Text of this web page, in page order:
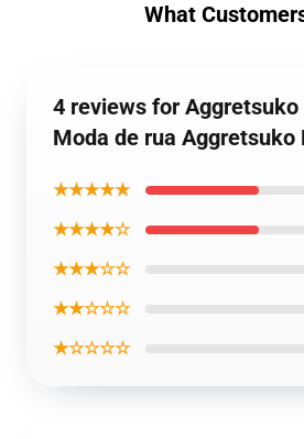
What
4 reviews for
Moda de rua Aggretsuko
★★★★★
★★★★☆
★★★☆☆
★★☆☆☆
★☆☆☆☆